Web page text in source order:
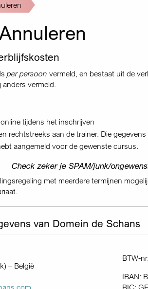
per persoon vermeld, en bestaat uit de
vermeld.
tijdens het inschrijven
rechtstreeks aan de trainer. Die
aangemeld voor de gewenste cursus.
Check zeker je SPAM/junk/
met meerdere termijnen
van Domein de Schans
– België
BTW-
IBAN:
BIC: